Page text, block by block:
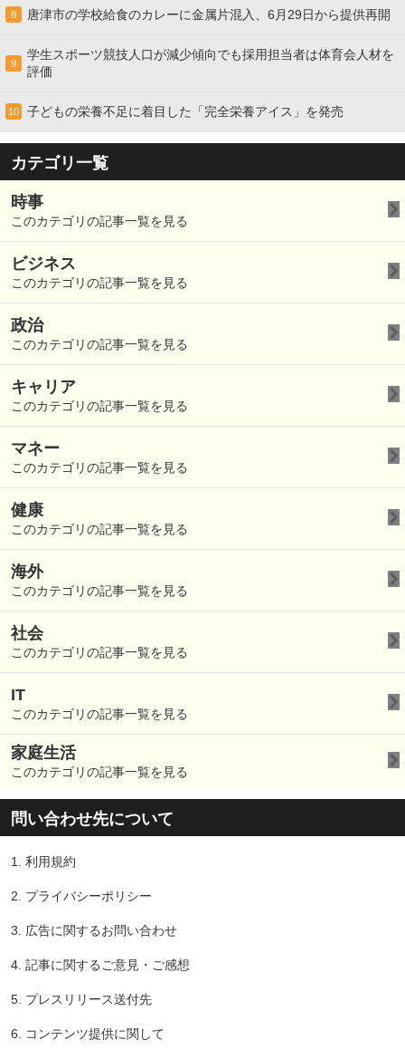
8 唐津市の学校給食のカレーに金属片混入、6月29日から提供再開
9
学生スポーツ競技人口が減少傾向でも採用担当者は体育会人材を
評価
10 子どもの栄養不足に着目した「完全栄養アイス」を発売
カテゴリ一覧
時事
このカテゴリの記事一覧を見る
ビジネス
このカテゴリの記事一覧を見る
政治
このカテゴリの記事一覧を見る
キャリア
このカテゴリの記事一覧を見る
マネー
このカテゴリの記事一覧を見る
健康
このカテゴリの記事一覧を見る
海外
このカテゴリの記事一覧を見る
社会
このカテゴリの記事一覧を見る
IT
このカテゴリの記事一覧を見る
家庭生活
このカテゴリの記事一覧を見る
問い合わせ先について
1. 利用規約
2. プライバシーポリシー
3. 広告に関するお問い合わせ
4. 記事に関するご意見・ご感想
5. プレスリリース送付先
6. コンテンツ提供に関して